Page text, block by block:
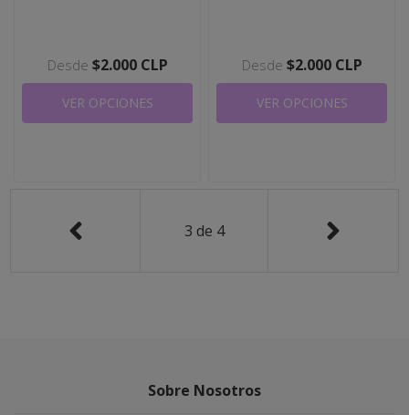
Desde $2.000 CLP
VER OPCIONES
Desde $2.000 CLP
VER OPCIONES
3 de 4
Sobre Nosotros